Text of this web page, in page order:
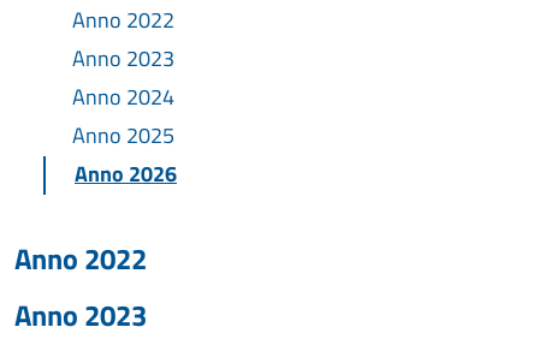
Anno 2022
Anno 2023
Anno 2024
Anno 2025
Anno 2026
Anno 2022
Anno 2023